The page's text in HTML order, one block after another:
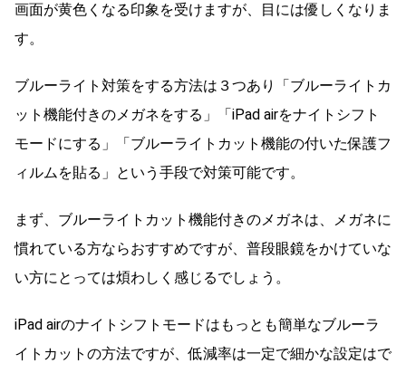
画面が黄色くなる印象を受けますが、目には優しくなりま
す。
ブルーライト対策をする方法は３つあり「ブルーライトカ
ット機能付きのメガネをする」「iPad airをナイトシフト
モードにする」「ブルーライトカット機能の付いた保護フ
ィルムを貼る」という手段で対策可能です。
まず、ブルーライトカット機能付きのメガネは、メガネに
慣れている方ならおすすめですが、普段眼鏡をかけていな
い方にとっては煩わしく感じるでしょう。
iPad airのナイトシフトモードはもっとも簡単なブルーラ
イトカットの方法ですが、低減率は一定で細かな設定はで